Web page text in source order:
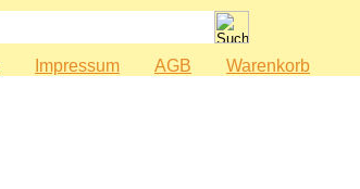
Impressum AGB Warenkorb